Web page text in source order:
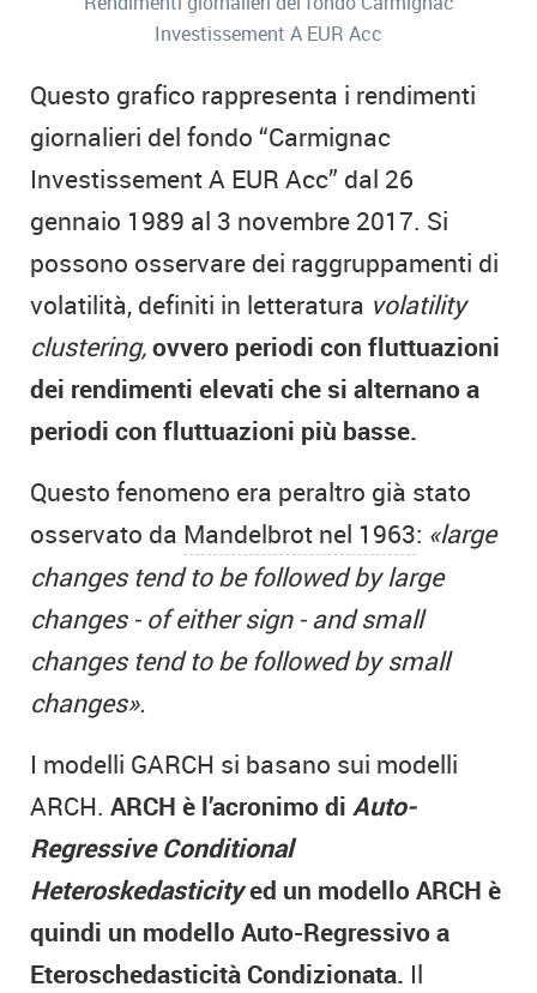
Investissement A EUR Acc
Questo grafico rappresenta i rendimenti
giornalieri del fondo “Carmignac
Investissement A EUR Acc” dal 26
gennaio 1989 al 3 novembre 2017. Si
possono osservare dei raggruppamenti di
volatilità, definiti in letteratura volatility
clustering,ovvero periodi con fluttuazioni
dei rendimenti elevati che si alternano a
periodi con fluttuazioni più basse.
Questo fenomeno era peraltro già stato
osservato da Mandelbrot nel 1963: «large
changes tend to be followed by large
changes - of either sign - and small
changes tend to be followed by small
changes».
I modelli GARCH si basano sui modelli
ARCH. ARCH è l’acronimo di Auto-
Regressive Conditional
Heteroskedasticityed un modello ARCH è
quindi un modello Auto-Regressivo a
Eteroschedasticità Condizionata. Il